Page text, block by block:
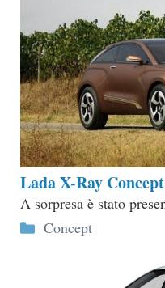
Lada X-Ray
A sorpresa è stato
Categorie
Concept